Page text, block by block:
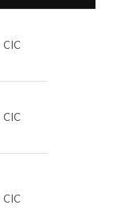
CIC
CIC
CIC